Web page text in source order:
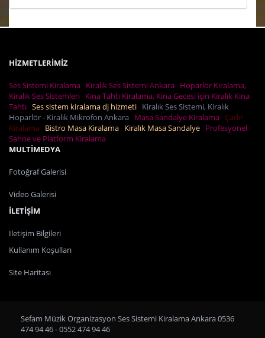
HİZMETLERİMİZ
Ses Sistemi Kiralama Kiralık Ses Sistemi Ankara Hoparlör Kiralama,
Kiralık Ses Sistemleri Kına Tahtı Kiralama, Kına Gecesi için Kiralık Kına
Tahtı Ses sistem kiralama dj hizmeti Kiralık Ses Sistemi, Kiralık
Hoparlör - Kiralık Mikrofon Ankara Masa Sandalye Kiralama Çadır
Kiralama
Bistro Masa Kiralama Kiralık Masa Sandalye Profesyonel
Sahne ve Platform Kiralama
MULTİMEDYA
Fotoğraf Galerisi
Video Galerisi
İLETİŞİM
İletişim Bilgileri
Kullanım Koşulları
Site Haritası
Sefam Müzik Organizasyon Ses Sistemi Kiralama Ankara 0536
474 94 46 - 0552 474 94 46